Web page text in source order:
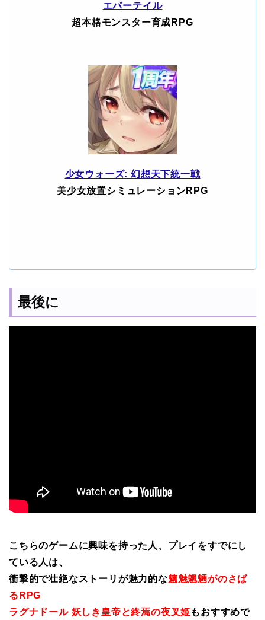
エバーテイル
超本格モンスター育成RPG
少女ウォーズ: 幻想天下統一戦
美少女放置シミュレーションRPG
最後に
こちらのゲームに興味を持った人、プレイをすでにし
ている人は、
衝撃的で壮絶なストーリが魅力的な魑魅魍魎がのさば
るRPG
ラグナドール 妖しき皇帝と終焉の夜叉姫 もおすすめで